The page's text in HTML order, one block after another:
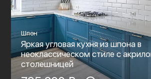
Шпон
Яркая угловая кухня из шпона в
неоклассическом стиле c
столешницей